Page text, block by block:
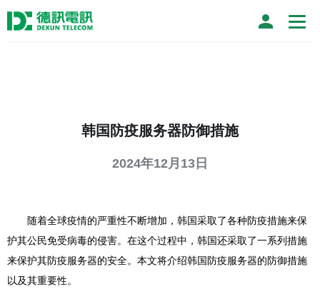
韩国防疫服务器防御措施
2024年12月13日
随着全球疫情的严重性不断增加，韩国采取了各种防疫措施来保
护其公民免受病毒的侵害。在这个过程中，韩国还采取了一系列措施
来保护其防疫服务器的安全。本文将介绍韩国防疫服务器的防御措施
以及其重要性。